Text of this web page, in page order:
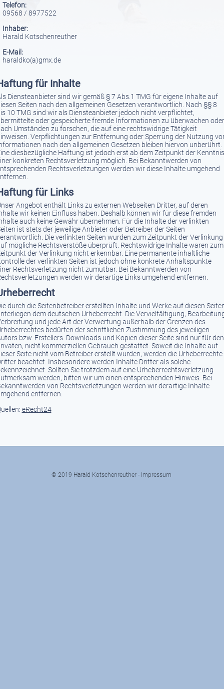
/ 8977522
Kotschenreuther
Mail:
für Inhalte
Diensteanbieter sind wir gemäß § 7 Abs.1 TMG für eigene Inhalte auf
Seiten nach den allgemeinen Gesetzen verantwortlich. Nach §§ 8
10 TMG sind wir als Diensteanbieter jedoch nicht verpflichtet,
oder gespeicherte fremde Informationen zu überwachen oder
Umständen zu forschen, die auf eine rechtswidrige Tätigkeit
Verpflichtungen zur Entfernung oder Sperrung der Nutzung
nach den allgemeinen Gesetzen bleiben hiervon unberührt.
diesbezügliche Haftung ist jedoch erst ab dem Zeitpunkt der Kenntnis
konkreten Rechtsverletzung möglich. Bei Bekanntwerden von
Rechtsverletzungen werden wir diese Inhalte umgehend
für Links
Angebot enthält Links zu externen Webseiten Dritter, auf deren
wir keinen Einfluss haben. Deshalb können wir für diese fremden
auch keine Gewähr übernehmen. Für die Inhalte der verlinkten
ist stets der jeweilige Anbieter oder Betreiber der Seiten
Die verlinkten Seiten wurden zum Zeitpunkt der Verlinkung
mögliche Rechtsverstöße überprüft. Rechtswidrige Inhalte waren zum
der Verlinkung nicht erkennbar. Eine permanente inhaltliche
der verlinkten Seiten ist jedoch ohne konkrete Anhaltspunkte
Rechtsverletzung nicht zumutbar. Bei Bekanntwerden von
werden wir derartige Links umgehend entfernen.
durch die Seitenbetreiber erstellten Inhalte und Werke auf diesen
dem deutschen Urheberrecht. Die Vervielfältigung,
und jede Art der Verwertung außerhalb der Grenzen des
bedürfen der schriftlichen Zustimmung des jeweiligen
bzw. Erstellers. Downloads und Kopien dieser Seite sind nur für den
nicht kommerziellen Gebrauch gestattet. Soweit die Inhalte auf
Seite nicht vom Betreiber erstellt wurden, werden die Urheberrechte
beachtet. Insbesondere werden Inhalte Dritter als solche
Sollten Sie trotzdem auf eine Urheberrechtsverletzung
werden, bitten wir um einen entsprechenden Hinweis. Bei
von Rechtsverletzungen werden wir derartige Inhalte
entfernen.
eRecht24
© 2019 Harald Kotschenreuther - Impressum